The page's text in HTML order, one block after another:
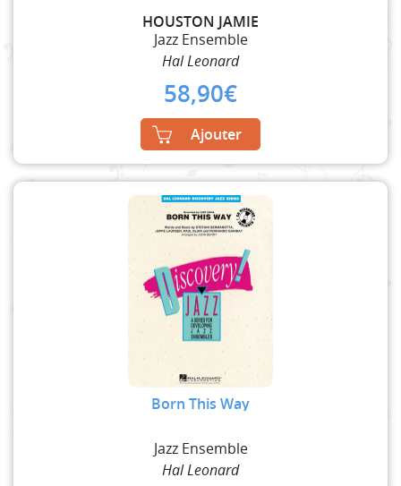
HOUSTON JAMIE
Jazz Ensemble
Hal Leonard
58,90€
Ajouter
Born This Way
Jazz Ensemble
Hal Leonard